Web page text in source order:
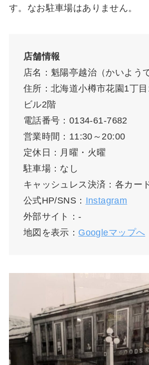
す。なお駐車場はありません。
店舗情報
店名：魁陽亭越治（かいよう
住所：北海道小樽市花園1丁目
ビル2階
電話番号：0134-61-7682
営業時間：11:30～20:00
定休日：月曜・火曜
駐車場：なし
キャッシュレス決済：各カー
公式HP/SNS： Instagram
外部サイト：-
地図を表示： Googleマップへ